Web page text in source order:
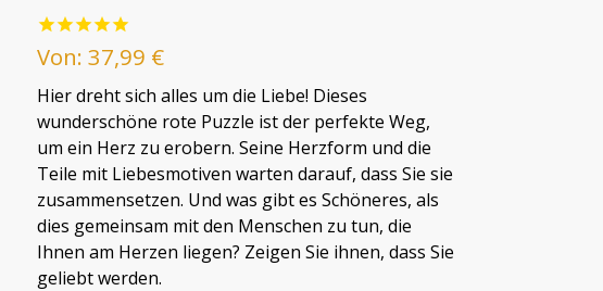
Von: 37,99 €
Hier dreht sich alles um die Liebe! Dieses
wunderschöne rote Puzzle ist der perfekte Weg,
um ein Herz zu erobern. Seine Herzform und die
Teile mit Liebesmotiven warten darauf, dass Sie sie
zusammensetzen. Und was gibt es Schöneres, als
dies gemeinsam mit den Menschen zu tun, die
Ihnen am Herzen liegen? Zeigen Sie ihnen, dass Sie
geliebt werden.